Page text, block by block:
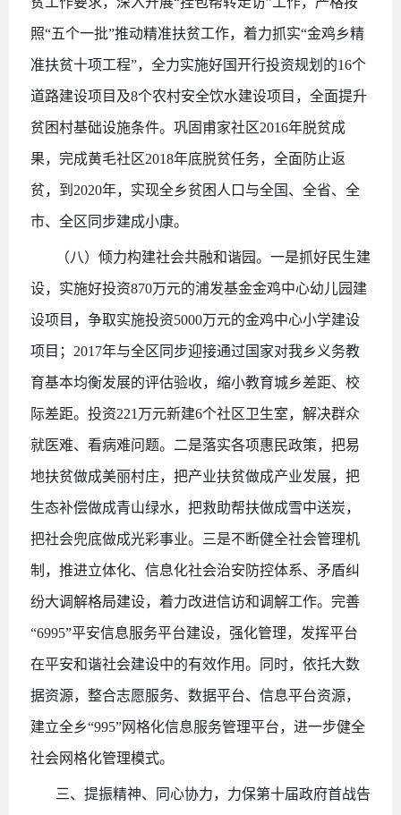
照“五个一批”推动精准扶贫工作，着力抓实“金鸡乡精
准扶贫十项工程”，全力实施好国开行投资规划的16个
道路建设项目及8个农村安全饮水建设项目，全面提升
贫困村基础设施条件。巩固甫家社区2016年脱贫成
果，完成黄毛社区2018年底脱贫任务，全面防止返
贫，到2020年，实现全乡贫困人口与全国、全省、全
市、全区同步建成小康。
（八）倾力构建社会共融和谐园。一是抓好民生建
设，实施好投资870万元的浦发基金金鸡中心幼儿园建
设项目，争取实施投资5000万元的金鸡中心小学建设
项目；2017年与全区同步迎接通过国家对我乡义务教
育基本均衡发展的评估验收，缩小教育城乡差距、校
际差距。投资221万元新建6个社区卫生室，解决群众
就医难、看病难问题。二是落实各项惠民政策，把易
地扶贫做成美丽村庄，把产业扶贫做成产业发展，把
生态补偿做成青山绿水，把救助帮扶做成雪中送炭，
把社会兜底做成光彩事业。三是不断健全社会管理机
制，推进立体化、信息化社会治安防控体系、矛盾纠
纷大调解格局建设，着力改进信访和调解工作。完善
“6995”平安信息服务平台建设，强化管理，发挥平台
在平安和谐社会建设中的有效作用。同时，依托大数
据资源，整合志愿服务、数据平台、信息平台资源，
建立全乡“995”网格化信息服务管理平台，进一步健全
社会网格化管理模式。
三、提振精神、同心协力，力保第十届政府首战告